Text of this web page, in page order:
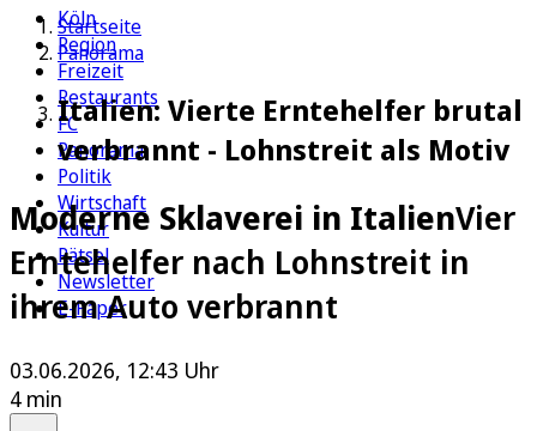
Köln
Region
Freizeit
Restaurants
FC
Panorama
Politik
Wirtschaft
Kultur
Rätsel
Newsletter
E-Paper
Startseite
Panorama
Italien: Vierte Erntehelfer brutal
verbrannt - Lohnstreit als Motiv
Moderne Sklaverei in ItalienVier
Erntehelfer nach Lohnstreit in
ihrem Auto verbrannt
03.06.2026, 12:43 Uhr
4 min